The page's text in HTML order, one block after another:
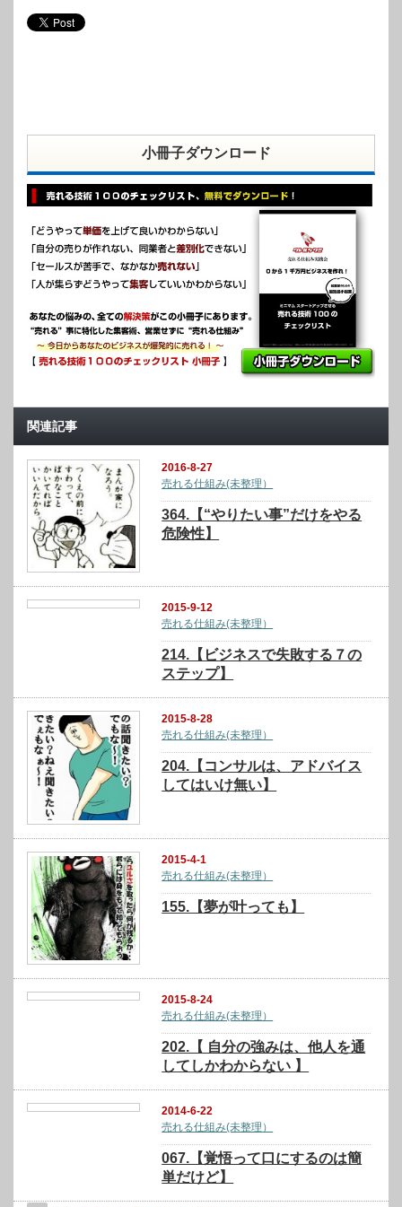
小冊子ダウンロード
関連記事
2016-8-27
売れる仕組み(未整理）
364.【“やりたい事”だけをやる
危険性】
2015-9-12
売れる仕組み(未整理）
214.【ビジネスで失敗する７の
ステップ】
2015-8-28
売れる仕組み(未整理）
204.【コンサルは、アドバイス
してはいけ無い】
2015-4-1
売れる仕組み(未整理）
155.【夢が叶っても】
2015-8-24
売れる仕組み(未整理）
202.【 自分の強みは、他人を通
してしかわからない 】
2014-6-22
売れる仕組み(未整理）
067.【覚悟って口にするのは簡
単だけど】